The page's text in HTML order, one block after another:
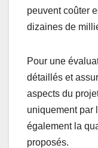
peuvent coûter
dizaines de
Pour une
détaillés et
aspects du
uniquement par
également la
proposés.